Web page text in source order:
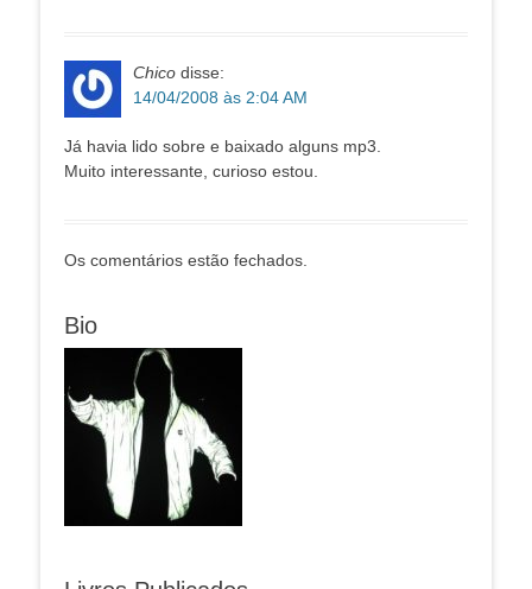
Chico disse:
14/04/2008 às 2:04 AM
Já havia lido sobre e baixado alguns mp3.
Muito interessante, curioso estou.
Os comentários estão fechados.
Bio